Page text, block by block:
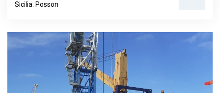
Sicilia. Posson